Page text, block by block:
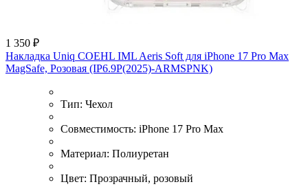
1 350 ₽
Накладка Uniq COEHL IML Aeris Soft для iPhone 17 Pro Max
MagSafe, Розовая (IP6.9P(2025)-ARMSPNK)
Тип: Чехол
Совместимость: iPhone 17 Pro Max
Материал: Полиуретан
Цвет: Прозрачный, розовый